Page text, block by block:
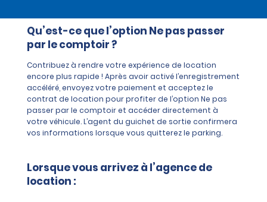
Qu’est-ce que l’option Ne pas passer
par le comptoir ?
Contribuez à rendre votre expérience de location
encore plus rapide ! Après avoir activé l’enregistrement
accéléré, envoyez votre paiement et acceptez le
contrat de location pour profiter de l’option Ne pas
passer par le comptoir et accéder directement à
votre véhicule. L’agent du guichet de sortie confirmera
vos informations lorsque vous quitterez le parking.
Lorsque vous arrivez à l’agence de
location :